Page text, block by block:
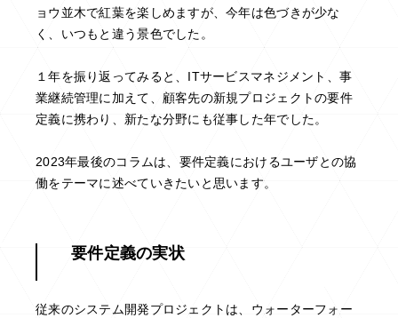
ョウ並木で紅葉を楽しめますが、今年は色づきが少な
く、いつもと違う景色でした。
１年を振り返ってみると、ITサービスマネジメント、事
業継続管理に加えて、顧客先の新規プロジェクトの要件
定義に携わり、新たな分野にも従事した年でした。
2023年最後のコラムは、要件定義におけるユーザとの協
働をテーマに述べていきたいと思います。
要件定義の実状
従来のシステム開発プロジェクトは、ウォーターフォー